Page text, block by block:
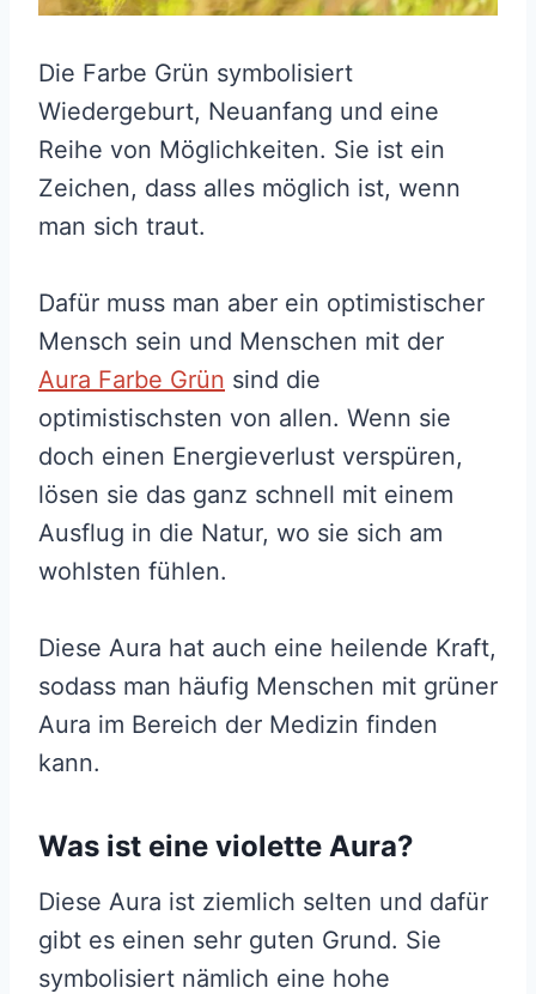
Die Farbe Grün symbolisiert
Wiedergeburt, Neuanfang und eine
Reihe von Möglichkeiten. Sie ist ein
Zeichen, dass alles möglich ist, wenn
man sich traut.
Dafür muss man aber ein optimistischer
Mensch sein und Menschen mit der
Aura Farbe Grün sind die
optimistischsten von allen. Wenn sie
doch einen Energieverlust verspüren,
lösen sie das ganz schnell mit einem
Ausflug in die Natur, wo sie sich am
wohlsten fühlen.
Diese Aura hat auch eine heilende Kraft,
sodass man häufig Menschen mit grüner
Aura im Bereich der Medizin finden
kann.
Was ist eine violette Aura?
Diese Aura ist ziemlich selten und dafür
gibt es einen sehr guten Grund. Sie
symbolisiert nämlich eine hohe